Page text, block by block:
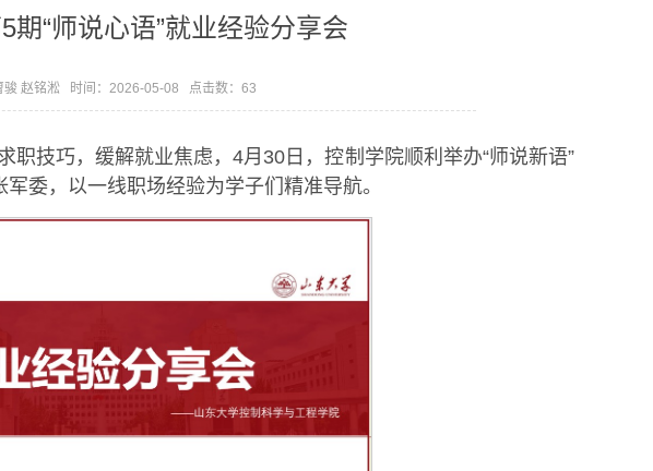
期“师说心语”就业经验分享会
骏 赵铭淞 时间：2026-05-08 点击数： 63
职技巧，缓解就业焦虑，4月30日，控制学院顺利举办“师说新语”
委，以一线职场经验为学子们精准导航。